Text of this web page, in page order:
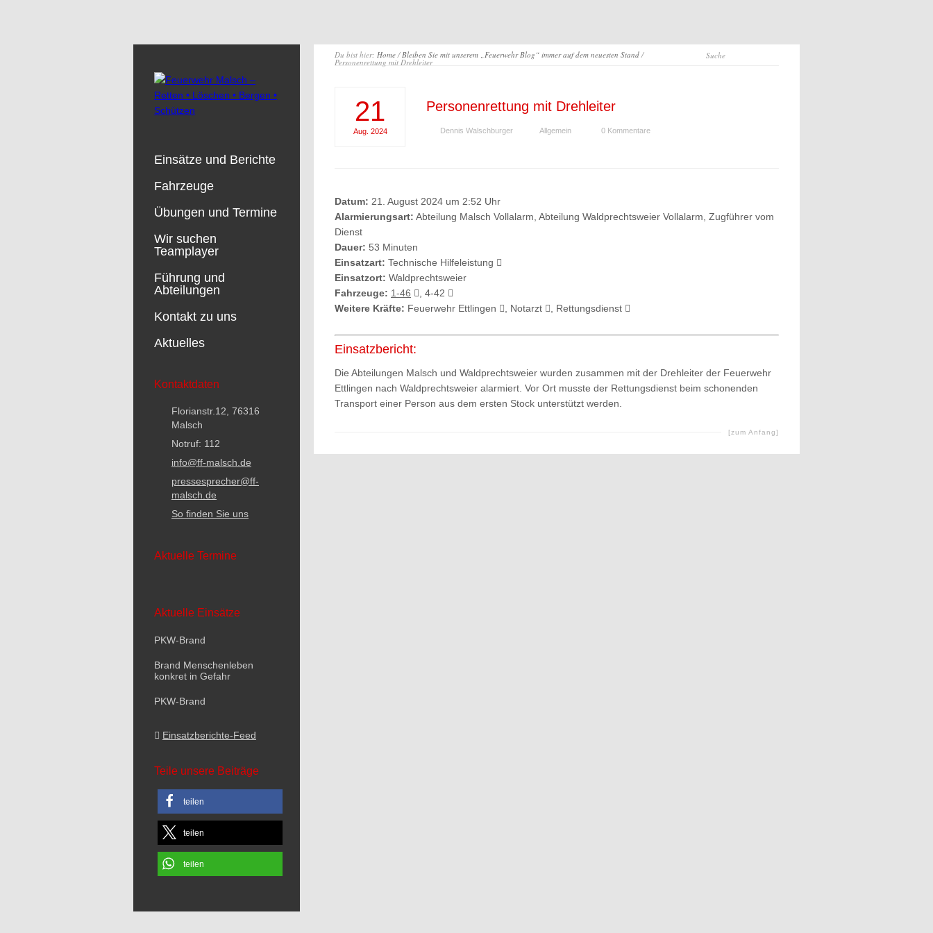
Du bist hier: Home/Bleiben Sie mit unserem „Feuerwehr Blog“ immer auf dem neuesten Stand/
Personenrettung mit Drehleiter
21
Aug. 2024
Personenrettung mit Drehleiter
Dennis Walschburger Allgemein 0 Kommentare
Datum: 21. August 2024 um 2:52 Uhr
Alarmierungsart: Abteilung Malsch Vollalarm, Abteilung Waldprechtsweier Vollalarm, Zugführer vom
Dienst
Dauer: 53 Minuten
Einsatzart: Technische Hilfeleistung
Einsatzort: Waldprechtsweier
Fahrzeuge: 1-46
, 4-42
Weitere Kräfte: Feuerwehr Ettlingen , Notarzt , Rettungsdienst
Einsatzbericht:
Die Abteilungen Malsch und Waldprechtsweier wurden zusammen mit der Drehleiter der Feuerwehr
Ettlingen nach Waldprechtsweier alarmiert. Vor Ort musste der Rettungsdienst beim schonenden
Transport einer Person aus dem ersten Stock unterstützt werden.
[zum Anfang]
Einsätze und Berichte
Fahrzeuge
Übungen und Termine
Wir suchen
Teamplayer
Führung und
Abteilungen
Kontakt zu uns
Aktuelles
Kontaktdaten
Florianstr.12, 76316
Malsch
Notruf: 112
info@ff-malsch.de
pressesprecher@ff-
malsch.de
So finden Sie uns
Aktuelle Termine
Aktuelle Einsätze
PKW-Brand
Brand Menschenleben
konkret in Gefahr
PKW-Brand
Einsatzberichte-Feed
Teile unsere Beiträge
teilen
teilen
teilen